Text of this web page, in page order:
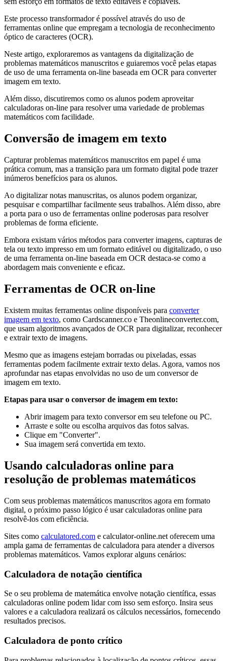
Este processo transformador é possível através do uso de
ferramentas online que empregam a tecnologia de reconhecimento
óptico de caracteres (OCR).
Neste artigo, exploraremos as vantagens da digitalização de
problemas matemáticos manuscritos e guiaremos você pelas etapas
de uso de uma ferramenta on-line baseada em OCR para converter
imagem em texto.
Além disso, discutiremos como os alunos podem aproveitar
calculadoras on-line para resolver uma variedade de problemas
matemáticos com facilidade.
Conversão de imagem em texto
Capturar problemas matemáticos manuscritos em papel é uma
prática comum, mas a transição para um formato digital pode trazer
inúmeros benefícios para os alunos.
Ao digitalizar notas manuscritas, os alunos podem organizar,
pesquisar e compartilhar facilmente seus trabalhos. Além disso, abre
a porta para o uso de ferramentas online poderosas para resolver
problemas de forma eficiente.
Embora existam vários métodos para converter imagens, capturas de
tela ou texto impresso em um formato editável ou digitalizado, o uso
de uma ferramenta on-line baseada em OCR destaca-se como a
abordagem mais conveniente e eficaz.
Ferramentas de OCR on-line
Existem muitas ferramentas online disponíveis para converter
imagem em texto, como Cardscanner.co e Theonlineconverter.com,
que usam algoritmos avançados de OCR para digitalizar, reconhecer
e extrair texto de imagens.
Mesmo que as imagens estejam borradas ou pixeladas, essas
ferramentas podem facilmente extrair texto delas. Agora, vamos nos
aprofundar nas etapas envolvidas no uso de um conversor de
imagem em texto.
Etapas para usar o conversor de imagem em texto:
Abrir imagem para texto conversor em seu telefone ou PC.
Arraste e solte ou escolha arquivos das fotos salvas.
Clique em "Converter".
Sua imagem será convertida em texto.
Usando calculadoras online para
resolução de problemas matemáticos
Com seus problemas matemáticos manuscritos agora em formato
digital, o próximo passo lógico é usar calculadoras online para
resolvê-los com eficiência.
Sites como calculatored.com e calculator-online.net oferecem uma
ampla gama de ferramentas de calculadora para atender a diversos
problemas matemáticos. Vamos explorar alguns cenários:
Calculadora de notação científica
Se o seu problema de matemática envolve notação científica, essas
calculadoras online podem lidar com isso sem esforço. Insira seus
valores e a calculadora realizará os cálculos necessários, fornecendo
resultados precisos.
Calculadora de ponto crítico